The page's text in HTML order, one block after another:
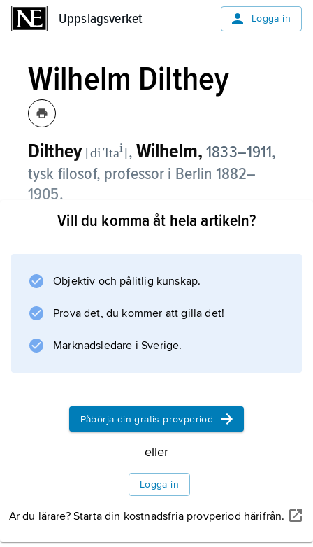
Uppslagsverket Logga in
Wilhelm Dilthey
Dilthey [diʹltai], Wilhelm, 1833–1911,
tysk filosof, professor i Berlin 1882–
1905.
Dilthey har framför allt blivit känd genom sin
han i Kants anda sökte genomföra.
Litteraturanvisning
Vill du komma åt hela artikeln?
Objektiv och pålitlig kunskap.
Prova det, du kommer att gilla det!
Marknadsledare i Sverige.
Påbörja din gratis provperiod
eller
Logga in
Är du lärare? Starta din kostnadsfria provperiod härifrån.